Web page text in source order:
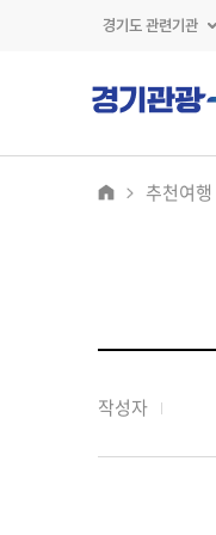
경기도 관련기관
추천여행
작성자